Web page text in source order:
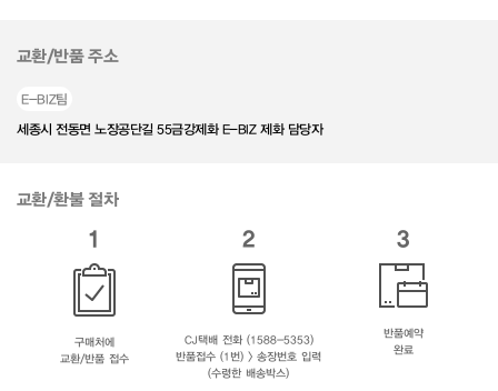
교환/반품 주소
E-BIZ팀
세종시 전동면 노장공단길 55금강제화 E-BIZ 제화 담당자
교환/환불 절차
1
구매처에
교환/반품 접수
2
CJ택배 전화 (1588-5353)
반품접수 (1번) > 송장번호 입력
(수령한 배송박스)
3
반품예약
완료